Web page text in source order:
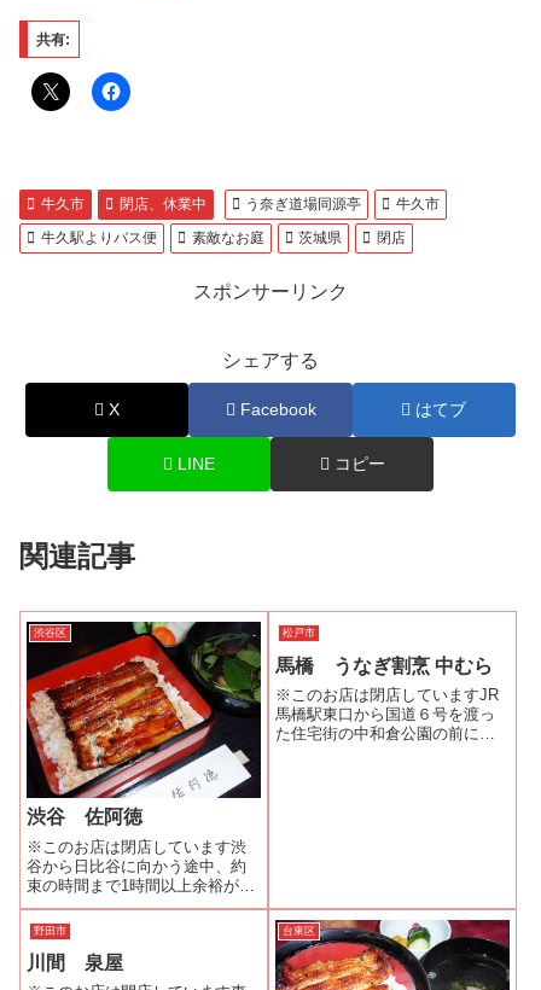
共有:
牛久市 閉店、休業中 う奈ぎ道場同源亭
牛久市
牛久駅よりバス便
素敵なお庭 茨城県 閉店
スポンサーリンク
シェアする
X Facebook はてブ
LINE コピー
関連記事
渋谷区
渋谷 佐阿徳
※このお店は閉店しています渋
谷から日比谷に向かう途中、約
束の時間まで1時間以上余裕があ
るので宮益坂を登りきって青山
通りを1本入った通りに「佐阿
徳」といううなぎ屋さんがある
の思い出し寄ってみることにし
た。確か夜、1575円（税込み）
松戸市
馬橋 うなぎ割烹 中むら
※このお店は閉店していますJR
馬橋駅東口から国道６号を渡っ
た住宅街の中和倉公園の前に
野田市
川間 泉屋
台東区